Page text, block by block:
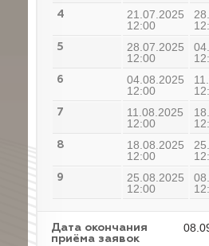
4
21.07.2025
12:00
5
28.07.2025
12:00
6
04.08.2025
12:00
7
11.08.2025
12:00
8
18.08.2025
12:00
9
25.08.2025
12:00
Дата окончания
приёма заявок